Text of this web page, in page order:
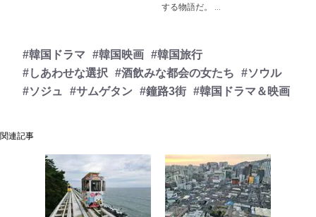
する物語だ。 ...
#韓国ドラマ #韓国映画 #韓国旅行
#しあわせな選択
#酒飲みな都会の女たち
#ソウル
#ソジュ
#サムゲタン #鐘路3街 #韓国ドラマ＆映画
関連記事